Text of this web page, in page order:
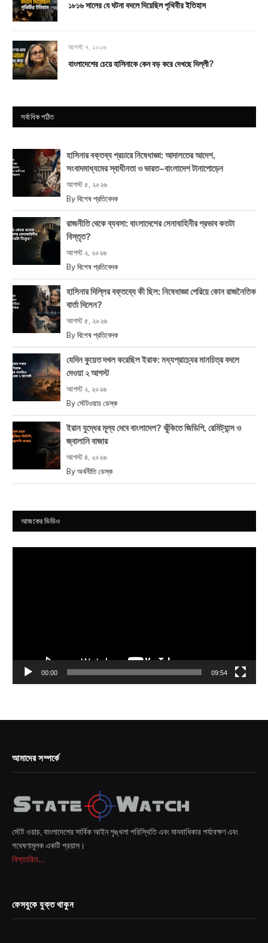
১৮১৬ সালের যে ঘটনা বদলে দিয়েছিল পৃথিবীর ইতিহাস
আগস্ট ৭, ২০২৬
বাংলাদেশের চেয়ে হাসিনাকে কেন বড় করে দেখছে দিল্লী?
সর্বাধিক পঠিত
হাসিনার বক্তব্য প্রচারে নিষেধাজ্ঞা: আদালতের আদেশ,
সংবাদমাধ্যমের স্বাধীনতা ও ভারত–বাংলাদেশ টানাপোড়েন
আগস্ট ৫, ২০২৬
By বিশেষ প্রতিবেদক
রাজনীতি থেকে ব্যবসা: বাংলাদেশের সেনাবাহিনীর প্রভাব কতটা
বিস্তৃত?
আগস্ট ২, ২০২৬
By বিশেষ প্রতিবেদক
হাসিনার দিল্লির বক্তব্যে কী ছিল: নিষেধাজ্ঞা পেরিয়ে কোন রাজনৈতিক
বার্তা দিলেন?
আগস্ট ৫, ২০২৬
By বিশেষ প্রতিবেদক
যেদিন কুয়েত দখল করেছিল ইরাক: মধ্যপ্রাচ্যের মানচিত্র বদলে
দেওয়া ২ আগস্ট
আগস্ট ২, ২০২৬
By স্টেটওয়াচ ডেস্ক
ইরান যুদ্ধের মূল্য দেবে বাংলাদেশ? ঝুঁকিতে জিডিপি, রেমিট্যান্স ও
জ্বালানি বাজার
আগস্ট ৪, ২০২৬
By অর্থনীতি ডেস্ক
আজকের ভিডিও
00:00 09:54
আমাদের সম্পর্কে
স্টেট ওয়াচ, বাংলাদেশের সার্বিক আইন শৃঙ্খলা পরিস্থিতি এবং মানবাধিকার পর্যবেক্ষণ এবং
গবেষণামূলক একটি প্রয়াস।
বিস্তারিত...
ফেসবুকে যুক্ত থাকুন